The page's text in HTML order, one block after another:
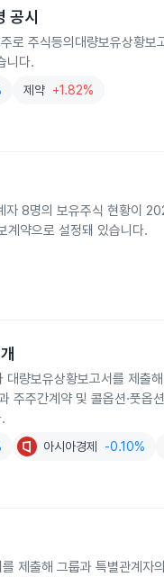
공시
주식등의대량보유상황보
니다.
제약 +1.82%
자 8명의 보유주식 현황
약으로 설정돼 있습니다.
대량보유상황보고서를 제
주주간계약 및 콜옵션·풋
아시아경제 -0.10%
제출해 그룹과 특별관계